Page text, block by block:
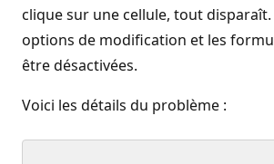
clique sur une cellule, tout disparaît.
options de modification et les
être désactivées.
Voici les détails du problème :